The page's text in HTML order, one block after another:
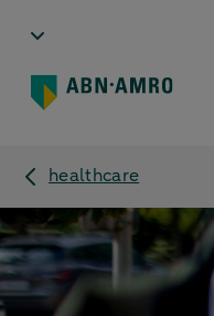
healthcare